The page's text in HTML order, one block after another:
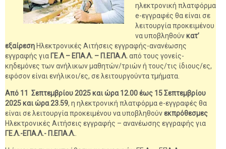
ηλεκτρονική πλατφόρμα
e-εγγραφές θα είναι σε
λειτουργία προκειμένου
να υποβληθούνκατ’
εξαίρεση Ηλεκτρονικές Αιτήσεις εγγραφής-ανανέωσης
εγγραφής για ΓΕ.Λ – ΕΠΑ.Λ. – Π.ΕΠΑ.Λ.από τους γονείς-
κηδεμόνες των ανήλικων μαθητών/τριών ή τους/τις ίδιους/ες,
εφόσον είναι ενήλικοι/ες, σε λειτουργούντα τμήματα.
Από 11 Σεπτεμβρίου 2025 και ώρα 12.00 έως 15 Σεπτεμβρίου
2025 και ώρα23.59, η ηλεκτρονική πλατφόρμα e-εγγραφές θα
είναι σε λειτουργία προκειμένου να υποβληθούνεκπρόθεσμες
Ηλεκτρονικές Αιτήσεις εγγραφής – ανανέωσης εγγραφής για
ΓΕ.Λ.-ΕΠΑ.Λ.- Π.ΕΠΑ.Λ.